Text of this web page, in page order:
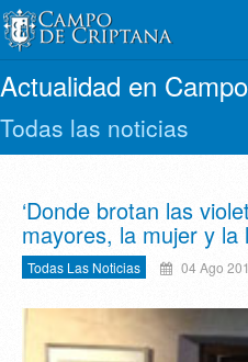
Actualidad en
Todas las noticias
‘Donde brotan las
mayores, la mujer y la
Todas Las Noticias 04 Ago